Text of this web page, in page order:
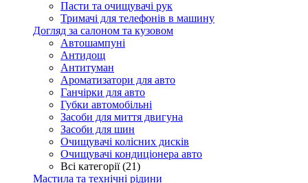
Пасти та очищувачі рук
Тримачі для телефонів в машину
Догляд за салоном та кузовом
Автошампуні
Антидощ
Антитуман
Ароматизатори для авто
Ганчірки для авто
Губки автомобільні
Засоби для миття двигуна
Засоби для шин
Очищувачі колісних дисків
Очищувачі кондиціонера авто
Всі категорії (21)
Мастила та технічні рідини